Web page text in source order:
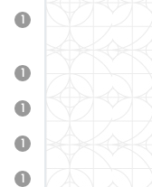
1
1
1
1
1